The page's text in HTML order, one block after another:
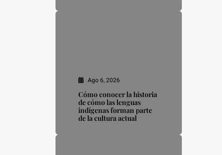
Ago 6, 2026
Cómo conocer la historia
de cómo las lenguas
indígenas forman parte
de la cultura actual